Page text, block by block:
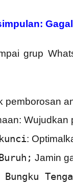
grup
pemborosan
:
Jamin